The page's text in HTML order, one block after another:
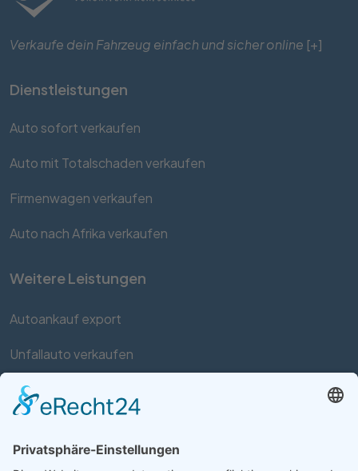
Verkaufe dein Fahrzeug einfach und sicher online [+]
Dienstleistungen
Auto sofort verkaufen
Auto mit Totalschaden verkaufen
Firmenwagen verkaufen
Auto nach Afrika verkaufen
Weitere Leistungen
Autoankauf export
Unfallauto verkaufen
Auto mit Motorschaden verkaufen